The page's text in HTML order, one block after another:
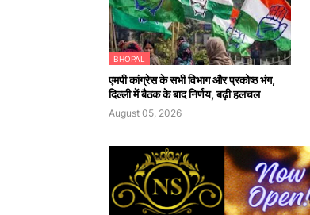
BHOPAL
एमपी कांग्रेस के सभी विभाग और प्रकोष्ठ भंग,
दिल्ली में बैठक के बाद निर्णय, बढ़ी हलचल
August 05, 2026